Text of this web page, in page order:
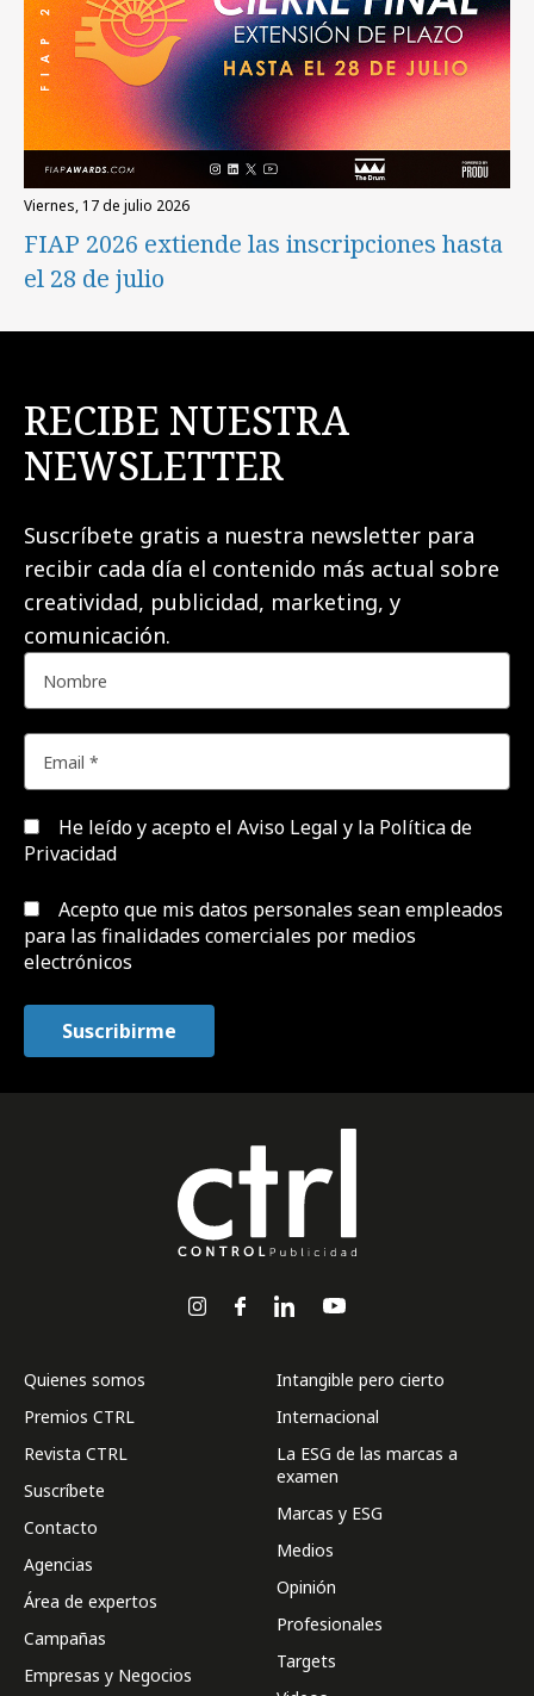
viernes, 17 de julio 2026
FIAP 2026 extiende las inscripciones hasta
el 28 de julio
RECIBE NUESTRA
NEWSLETTER
Suscríbete gratis a nuestra newsletter para
recibir cada día el contenido más actual sobre
creatividad, publicidad, marketing, y
comunicación.
He leído y acepto el Aviso Legal y la Política de
Privacidad
Acepto que mis datos personales sean empleados
para las finalidades comerciales por medios
electrónicos
Quienes somos
Premios CTRL
Revista CTRL
Suscríbete
Contacto
Agencias
Área de expertos
Campañas
Empresas y Negocios
Intangible pero cierto
Internacional
La ESG de las marcas a
examen
Marcas y ESG
Medios
Opinión
Profesionales
Targets